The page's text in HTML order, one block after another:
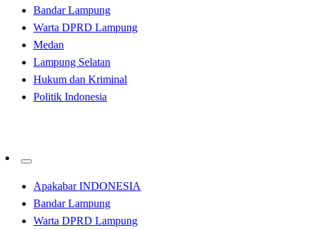
Bandar Lampung
Warta DPRD Lampung
Medan
Lampung Selatan
Hukum dan Kriminal
Politik Indonesia
Apakabar INDONESIA
Bandar Lampung
Warta DPRD Lampung